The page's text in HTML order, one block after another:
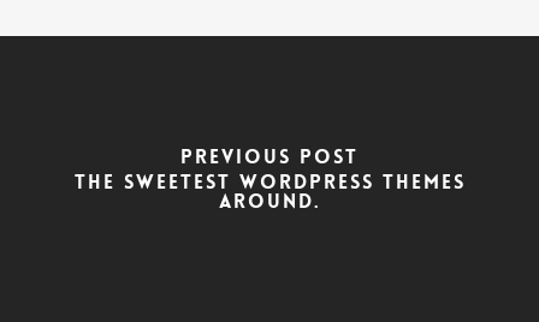
Previous Post
The Sweetest WordPress Themes
Around.